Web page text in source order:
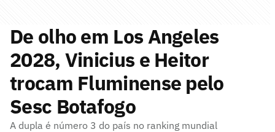
De olho em Los Angeles
2028, Vinicius e Heitor
trocam Fluminense pelo
Sesc Botafogo
A dupla é número 3 do país no ranking mundial